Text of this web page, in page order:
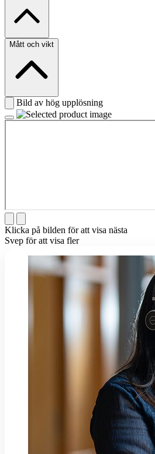
Mått och vikt
Bild av hög upplösning
Klicka på bilden för att visa nästa
Svep för att visa fler